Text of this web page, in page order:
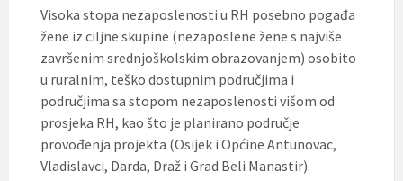
Visoka stopa nezaposlenosti u RH posebno pogađa
žene iz ciljne skupine (nezaposlene žene s najviše
završenim srednjoškolskim obrazovanjem) osobito
u ruralnim, teško dostupnim područjima i
područjima sa stopom nezaposlenosti višom od
prosjeka RH, kao što je planirano područje
provođenja projekta (Osijek i Općine Antunovac,
Vladislavci, Darda, Draž i Grad Beli Manastir).